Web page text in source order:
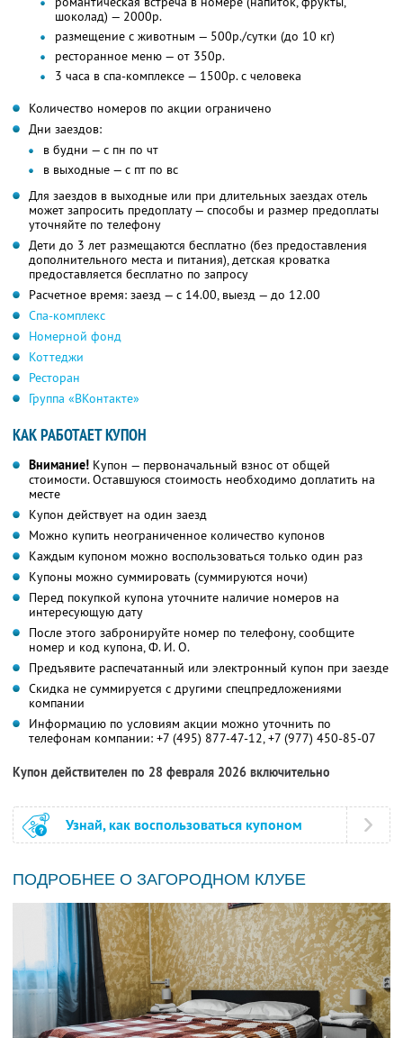
шоколад) — 2000р.
размещение с животным — 500р./сутки (до 10 кг)
ресторанное меню — от 350р.
3 часа в спа-комплексе — 1500р. с человека
Количество номеров по акции ограничено
Дни заездов:
в будни — с пн по чт
в выходные — с пт по вс
Для заездов в выходные или при длительных заездах отель
может запросить предоплату — способы и размер предоплаты
уточняйте по телефону
Дети до 3 лет размещаются бесплатно (без предоставления
дополнительного места и питания), детская кроватка
предоставляется бесплатно по запросу
Расчетное время: заезд — с 14.00, выезд — до 12.00
Спа-комплекс
Номерной фонд
Коттеджи
Ресторан
Группа «ВКонтакте»
КАК РАБОТАЕТ КУПОН
Внимание! Купон — первоначальный взнос от общей
стоимости. Оставшуюся стоимость необходимо доплатить на
месте
Купон действует на один заезд
Можно купить неограниченное количество купонов
Каждым купоном можно воспользоваться только один раз
Купоны можно суммировать (суммируются ночи)
Перед покупкой купона уточните наличие номеров на
интересующую дату
После этого забронируйте номер по телефону, сообщите
номер и код купона,Ф. И. О.
Предъявите распечатанный или электронный купон при заезде
Скидка не суммируется с другими спецпредложениями
компании
Информацию по условиям акции можно уточнить по
телефонам компании: +7 (495) 877-47-12, +7 (977) 450-85-07
Купон действителен по 28 февраля 2026 включительно
Узнай, как воспользоваться купоном
ПОДРОБНЕЕ О ЗАГОРОДНОМ КЛУБЕ